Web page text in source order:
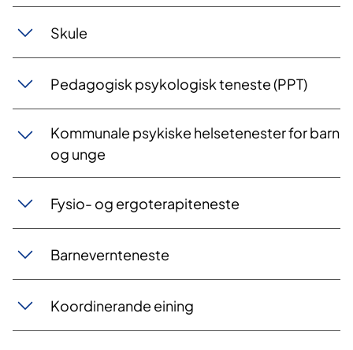
Skule
Pedagogisk psykologisk teneste (PPT)
Kommunale psykiske helsetenester for barn
og unge
Fysio- og ergoterapiteneste
Barnevernteneste
Koordinerande eining